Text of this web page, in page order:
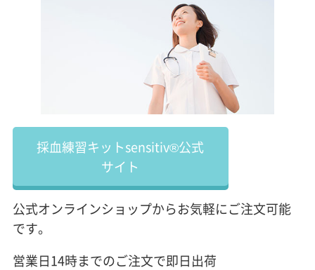
採血練習キットsensitiv®公式
サイト
公式オンラインショップからお気軽にご注文可能
です。
営業日14時までのご注文で即日出荷